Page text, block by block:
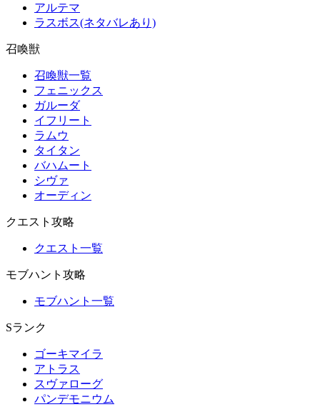
アルテマ
ラスボス(ネタバレあり)
召喚獣
召喚獣一覧
フェニックス
ガルーダ
イフリート
ラムウ
タイタン
バハムート
シヴァ
オーディン
クエスト攻略
クエスト一覧
モブハント攻略
モブハント一覧
Sランク
ゴーキマイラ
アトラス
スヴァローグ
パンデモニウム